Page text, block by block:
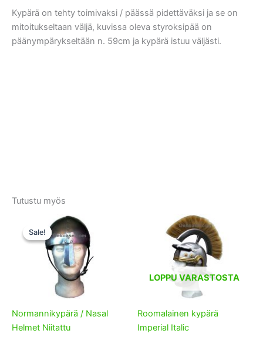
Kypärä on tehty toimivaksi / päässä pidettäväksi ja se on
mitoitukseltaan väljä, kuvissa oleva styroksipää on
päänympärykseltään n. 59cm ja kypärä istuu väljästi.
Tutustu myös
Sale!
Sale!
Normannikypärä / Nasal
Helmet Niitattu
LOPPU VARASTOSTA
Roomalainen kypärä
Imperial Italic